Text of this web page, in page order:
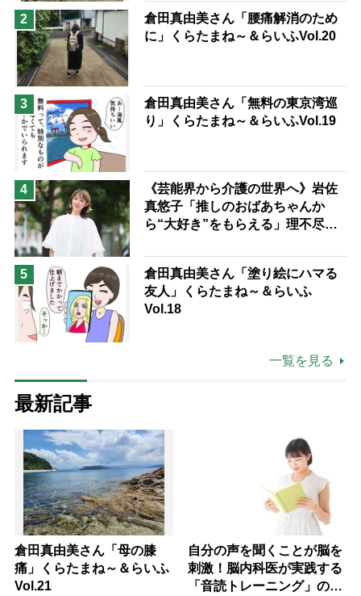
予防法
2
倉田真由美さん「腰痛解消のため
に」くらたまね～＆らいふVol.20
3
倉田真由美さん「無料の東京湾巡
り」くらたまね～＆らいふVol.19
4
《芸能界から介護の世界へ》岩佐
真悠子「推しのおばあちゃんか
ら“大好き”をもらえる」理不尽さ
場は「愛おしい」
5
倉田真由美さん「塗り絵にハマる
友人」くらたまね～＆らいふ
Vol.18
一覧を見る
最新記事
倉田真由美さん「母の膝
痛」くらたまね～＆らいふ
Vol.21
自分の声を聞くことが脳を
刺激！脳内科医が実践する
「音読トレーニング」の極